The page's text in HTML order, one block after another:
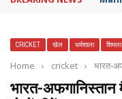
CRICKET खेल धर्मशाला शिमला
Home › cricket › भारत-
भारत-अफगानिस्तान